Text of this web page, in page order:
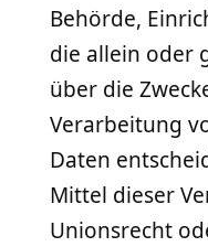
Behörde,
die allein oder
über die
Verarbeitung
Daten
Mittel dieser
Unionsrecht